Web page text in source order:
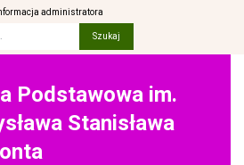
administratora
Podstawowa im.
Stanisława